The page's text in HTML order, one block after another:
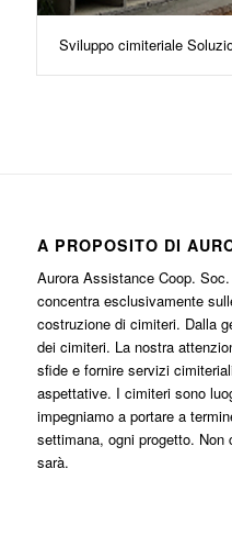
Sviluppo cimiteriale
A PROPOSITO DI
Aurora Assistance Coop.
concentra esclusivamente
costruzione di cimiteri. Dalla
dei cimiteri. La nostra
sfide e fornire servizi
aspettative. I cimiteri sono
impegniamo a portare a
settimana, ogni progetto.
sarà.